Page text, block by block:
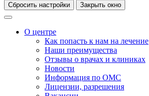
Сбросить настройки Закрыть окно
О центре
Как попасть к нам на лечение
Наши преимущества
Отзывы о врачах и клиниках
Новости
Информация по ОМС
Лицензии, разрешения